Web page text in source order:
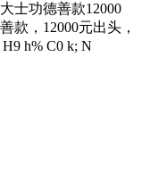
士功德善款12000
款，12000元出头，
h% C0 k; N